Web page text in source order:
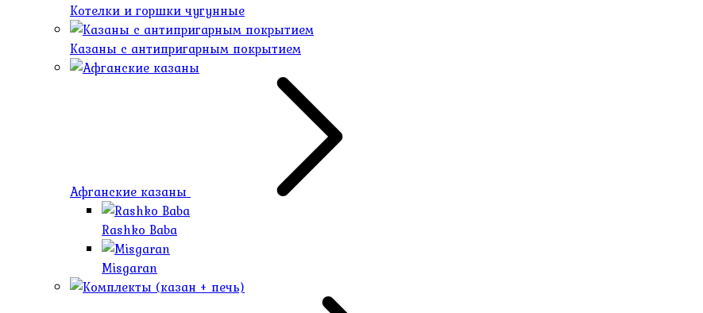
Котелки и горшки чугунные
Казаны с антипригарным покрытием
Афганские казаны
Rashko Baba
Misgaran